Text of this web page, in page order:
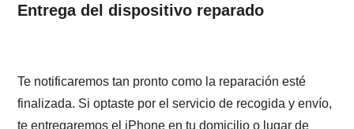
Entrega del dispositivo reparado
Te notificaremos tan pronto como la reparación esté
finalizada. Si optaste por el servicio de recogida y envío,
te entregaremos el iPhone en tu domicilio o lugar de